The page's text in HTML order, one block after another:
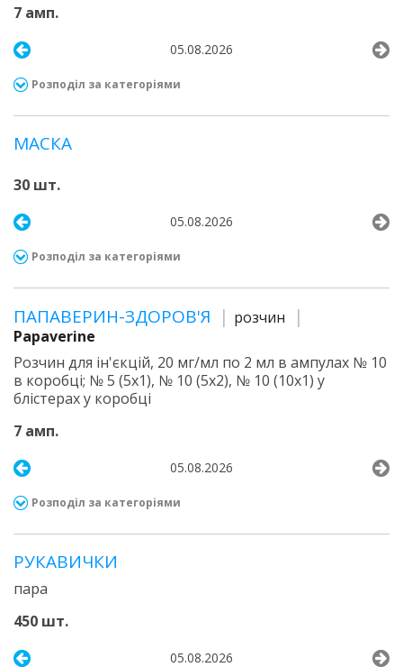
7 амп.
05.08.2026
Розподіл за категоріями
МАСКА
30 шт.
05.08.2026
Розподіл за категоріями
ПАПАВЕРИН-ЗДОРОВ'Я
розчин
Papaverine
Розчин для ін'єкцій, 20 мг/мл по 2 мл в ампулах № 10
в коробці; № 5 (5х1), № 10 (5х2), № 10 (10х1) у
блістерах у коробці
7 амп.
05.08.2026
Розподіл за категоріями
РУКАВИЧКИ
пара
450 шт.
05.08.2026